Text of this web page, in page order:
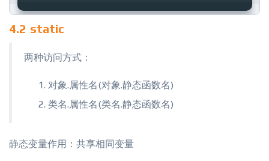
4.2 static
两种访问方式：
对象.属性名(对象.静态函数名)
类名.属性名(类名.静态函数名)
静态变量作用：共享相同变量